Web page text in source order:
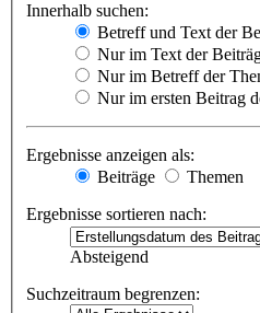
Innerhalb suchen:
Betreff und Text der
Nur im Text der
Nur im Betreff der
Nur im ersten Beitrag
Ergebnisse anzeigen als:
Beiträge
Themen
Ergebnisse sortieren nach:
Absteigend
Suchzeitraum begrenzen: